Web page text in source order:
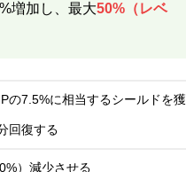
増加し、最大50%（レベ
の7.5%に相当するシールドを獲
回復する
）減少させる